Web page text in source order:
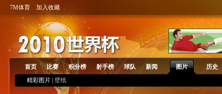
7M体育 加入收藏
首页 比赛 积分榜 射手榜 球队 新闻 图片
历史
精彩图片 | 壁纸